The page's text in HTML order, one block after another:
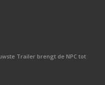
Trailer brengt de NPC tot